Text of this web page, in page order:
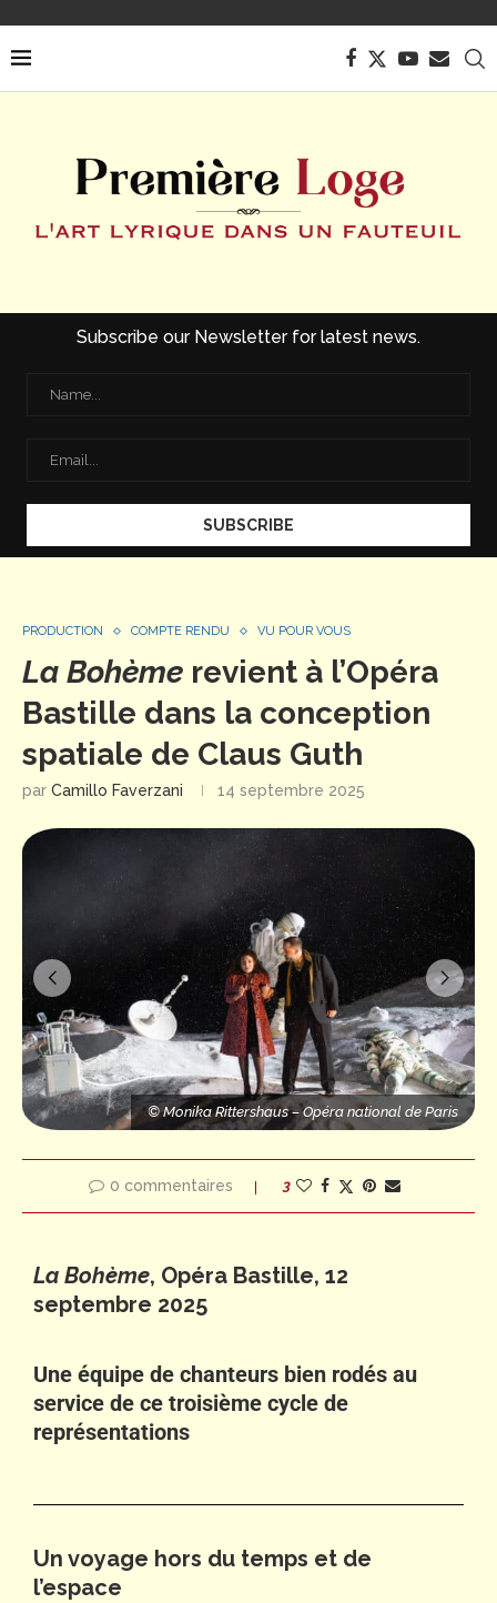
Subscribe our Newsletter for latest news.
PRODUCTION COMPTE RENDU VU POUR VOUS
La Bohème revient à l’Opéra
Bastille dans la conception
spatiale de Claus Guth
par Camillo Faverzani 14 septembre 2025
© Monika Rittershaus – Opéra national de Paris
© Monika
© Monika Rittershaus – Opéra national de Paris
– Opéra national de Paris
0 commentaires 3
La Bohème, Opéra Bastille, 12
septembre 2025
Une équipe de chanteurs bien rodés au
service de ce troisième cycle de
représentations
Un voyage hors du temps et de
l’espace